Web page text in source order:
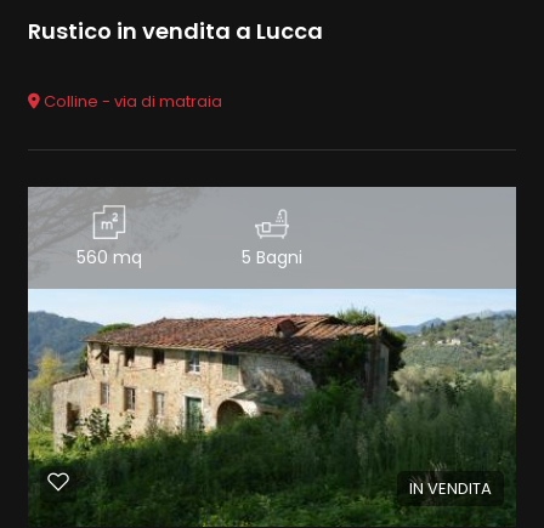
Rustico in vendita a Lucca
Colline - via di matraia
560 mq 5 Bagni
IN VENDITA